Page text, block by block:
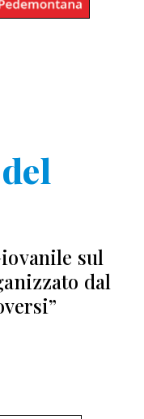
sul
dal